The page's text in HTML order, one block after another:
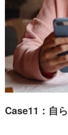
Case11：自